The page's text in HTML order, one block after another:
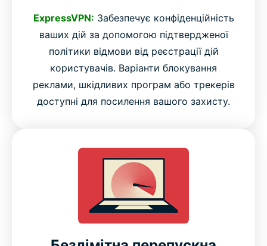
ExpressVPN: Забезпечує конфіденційність
ваших дій за допомогою підтвердженої
політики відмови від реєстрації дій
користувачів. Варіанти блокування
реклами, шкідливих програм або трекерів
доступні для посилення вашого захисту.